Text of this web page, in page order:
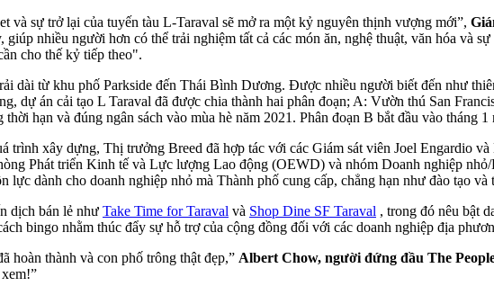
và sự trở lại của tuyến tàu L-Taraval sẽ mở ra một kỷ nguyên thịnh vượng mới”,
nhiều người hơn có thể trải nghiệm tất cả các món ăn, nghệ thuật, văn hóa và
cho thế kỷ tiếp theo".
dài từ khu phố Parkside đến Thái Bình Dương. Được nhiều người biết đến như
dự án cải tạo L Taraval đã được chia thành hai phân đoạn; A: Vườn thú San
hạn và đúng ngân sách vào mùa hè năm 2021. Phân đoạn B bắt đầu vào tháng 1
trình xây dựng, Thị trưởng Breed đã hợp tác với các Giám sát viên Joel Engardio
Phát triển Kinh tế và Lực lượng Lao động (OEWD) và nhóm Doanh nghiệp
lực dành cho doanh nghiệp nhỏ mà Thành phố cung cấp, chẳng hạn như đào tạo
dịch bán lẻ như Take Time for Taraval và Shop Dine SF Taraval , trong đó nêu bật
bingo nhằm thúc đẩy sự hỗ trợ của cộng đồng đối với các doanh nghiệp địa
hoàn thành và con phố trông thật đẹp,” Albert Chow, người đứng đầu The
xem!”